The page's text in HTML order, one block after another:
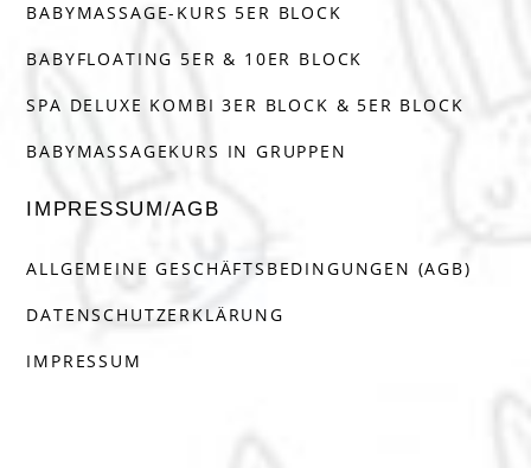
BABYMASSAGE-KURS 5ER BLOCK
BABYFLOATING 5ER & 10ER BLOCK
SPA DELUXE KOMBI 3ER BLOCK & 5ER BLOCK
BABYMASSAGEKURS IN GRUPPEN
IMPRESSUM/AGB
ALLGEMEINE GESCHÄFTSBEDINGUNGEN (AGB)
DATENSCHUTZERKLÄRUNG
IMPRESSUM